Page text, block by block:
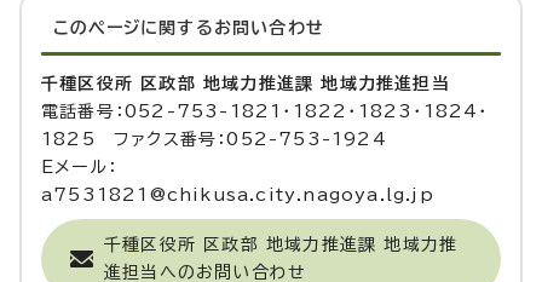
このページに関する お問い合わせ
千種区役所 区政部 地域力推進課 地域力推進担当
電話番号：052-753-1821・1822・1823・1824・
1825 ファクス番号：052-753-1924
Eメール：
a7531821@chikusa.city.nagoya.lg.jp
千種区役所 区政部 地域力推進課 地域力推
進担当へのお問い合わせ